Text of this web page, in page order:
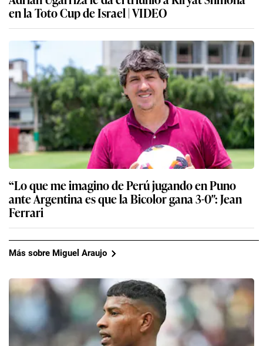
en la Toto Cup de Israel | VIDEO
“Lo que me imagino de Perú jugando en Puno
ante Argentina es que la Bicolor gana 3-0″: Jean
Ferrari
Más sobre Miguel Araujo